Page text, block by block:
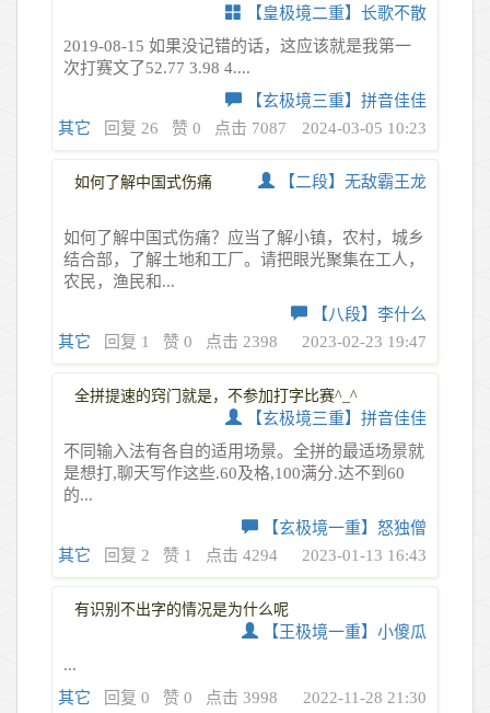
【皇极境二重】长歌不散
2019-08-15 如果没记错的话，这应该就是我第一
次打赛文了52.77 3.98 4....
【玄极境三重】拼音佳佳
2024-03-05 10:23
其它 回复 26 赞 0 点击 7087
如何了解中国式伤痛 【二段】无敌霸王龙
如何了解中国式伤痛？应当了解小镇，农村，城乡
结合部，了解土地和工厂。请把眼光聚集在工人，
农民，渔民和...
【八段】李什么
2023-02-23 19:47
其它 回复 1 赞 0 点击 2398
全拼提速的窍门就是，不参加打字比赛^_^
【玄极境三重】拼音佳佳
不同输入法有各自的适用场景。全拼的最适场景就
是想打,聊天写作这些.60及格,100满分.达不到60
的...
【玄极境一重】怒独僧
2023-01-13 16:43
其它 回复 2 赞 1 点击 4294
有识别不出字的情况是为什么呢
【王极境一重】小傻瓜
...
2022-11-28 21:30
其它 回复 0 赞 0 点击 3998